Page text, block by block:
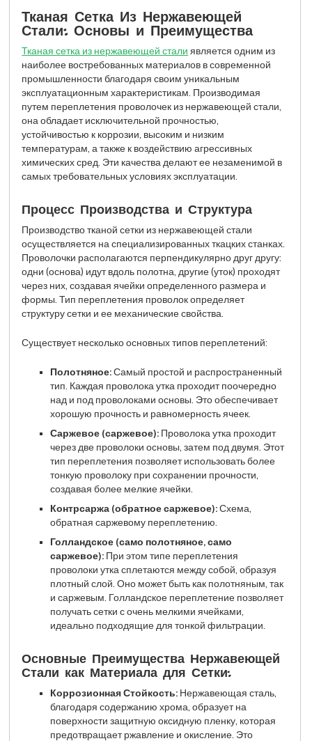
Тканая Сетка Из Нержавеющей
Стали: Основы и Преимущества
Тканая сетка из нержавеющей стали является одним из
наиболее востребованных материалов в современной
промышленности благодаря своим уникальным
эксплуатационным характеристикам. Производимая
путем переплетения проволочек из нержавеющей стали,
она обладает исключительной прочностью,
устойчивостью к коррозии, высоким и низким
температурам, а также к воздействию агрессивных
химических сред. Эти качества делают ее незаменимой в
самых требовательных условиях эксплуатации.
Процесс Производства и Структура
Производство тканой сетки из нержавеющей стали
осуществляется на специализированных ткацких станках.
Проволочки располагаются перпендикулярно друг другу:
одни (основа) идут вдоль полотна, другие (уток) проходят
через них, создавая ячейки определенного размера и
формы. Тип переплетения проволок определяет
структуру сетки и ее механические свойства.
Существует несколько основных типов переплетений:
Полотняное:Самый простой и распространенный
тип. Каждая проволока утка проходит поочередно
над и под проволоками основы. Это обеспечивает
хорошую прочность и равномерность ячеек.
Саржевое (саржевое):Проволока утка проходит
через две проволоки основы, затем под двумя. Этот
тип переплетения позволяет использовать более
тонкую проволоку при сохранении прочности,
создавая более мелкие ячейки.
Контрсаржа (обратное саржевое):Схема,
обратная саржевому переплетению.
Голландское (само полотняное, само
саржевое):При этом типе переплетения
проволоки утка сплетаются между собой, образуя
плотный слой. Оно может быть как полотняным, так
и саржевым. Голландское переплетение позволяет
получать сетки с очень мелкими ячейками,
идеально подходящие для тонкой фильтрации.
Основные Преимущества Нержавеющей
Стали как Материала для Сетки:
Коррозионная Стойкость:Нержавеющая сталь,
благодаря содержанию хрома, образует на
поверхности защитную оксидную пленку, которая
предотвращает ржавление и окисление. Это